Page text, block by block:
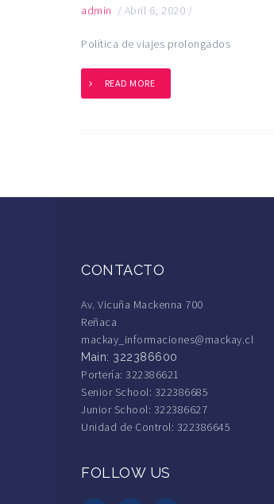
admin / Abril 6, 2020 /
Política de viajes prolongados
READ MORE
CONTACTO
Av. Vicuña Mackenna 700
Reñaca
mackay_informaciones@mackay.cl
Main: 322386600
Portería: 322386621
Senior School: 322386685
Junior School: 322386627
Unidad de Control: 322386645
FOLLOW US